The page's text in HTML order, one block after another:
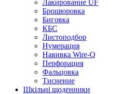
Лакирование UF
Брошюровка
Биговка
КБС
Листоподбор
Нумерация
Навивка Wire-Q
Перфорация
Фальцовка
Тиснение
Шкільні щоденники